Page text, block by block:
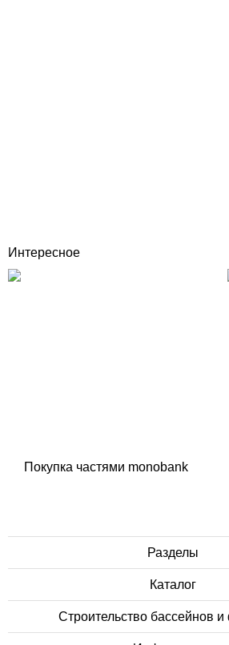
Интересное
Покупка частями monobank
Разделы
Каталог
Строительство бассейнов